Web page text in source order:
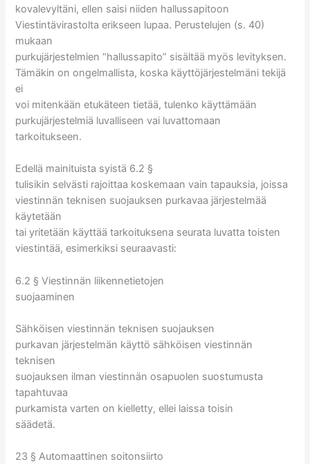
kovalevyltäni, ellen saisi niiden hallussapitoon
Viestintävirastolta erikseen lupaa. Perustelujen (s. 40)
mukaan
purkujärjestelmien “hallussapito” sisältää myös levityksen.
Tämäkin on ongelmallista, koska käyttöjärjestelmäni tekijä
ei
voi mitenkään etukäteen tietää, tulenko käyttämään
purkujärjestelmiä luvalliseen vai luvattomaan
tarkoitukseen.
Edellä mainituista syistä 6.2 §
tulisikin selvästi rajoittaa koskemaan vain tapauksia, joissa
viestinnän teknisen suojauksen purkavaa järjestelmää
käytetään
tai yritetään käyttää tarkoituksena seurata luvatta toisten
viestintää, esimerkiksi seuraavasti:
6.2 § Viestinnän liikennetietojen
suojaaminen
Sähköisen viestinnän teknisen suojauksen
purkavan järjestelmän käyttö sähköisen viestinnän
teknisen
suojauksen ilman viestinnän osapuolen suostumusta
tapahtuvaa
purkamista varten on kielletty, ellei laissa toisin
säädetä.
23 § Automaattinen soitonsiirto